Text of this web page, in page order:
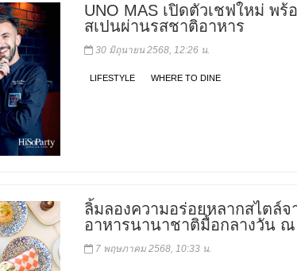
UNO MAS เปิดตัวเชฟใหม่ พ
สเปนผ่านรสชาติอาหาร
30 มิถุนายน 2568, 12:26 น.
LIFESTYLE WHERE TO DINE
ลิ้มลองความอร่อยหลากสไตล์
อาหารนานาชาติมื้อกลางวัน ณ
7 พฤษภาคม 2568, 10:33 น.